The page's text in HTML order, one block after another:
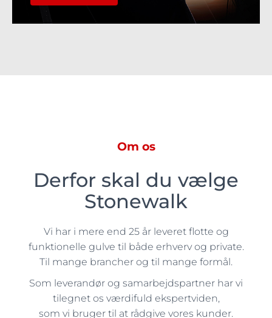
Om os
Derfor skal du vælge
Stonewalk
Vi har i mere end 25 år leveret flotte og
funktionelle gulve til både erhverv og private.
Til mange brancher og til mange formål.
Som leverandør og samarbejdspartner har vi
tilegnet os værdifuld ekspertviden,
som vi bruger til at rådgive vores kunder.